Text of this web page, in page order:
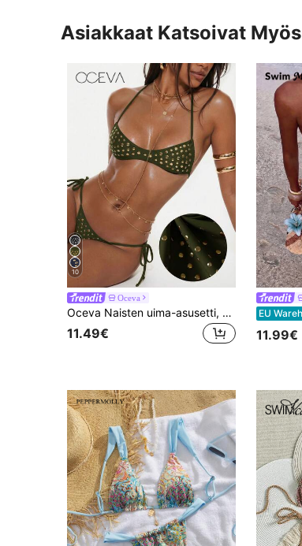
Asiakkaat Katsoivat Myös
10
Oceva
Oceva Naisten uima-asusetti, kultafolio, pilkullinen, ruskea, seksikäs, bombshell-bikini, rento, rantaloma
11.49€ 11.99€